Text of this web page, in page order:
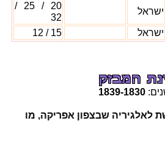
ישראל
20 / 25 /
32
ישראל 15 / 12
1839-1830
שבצפון אפריקה, מומחים